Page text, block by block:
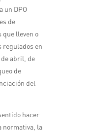
un DPO
de
lleven o
regulados en
de abril, de
de
del
hacer
normativa, la